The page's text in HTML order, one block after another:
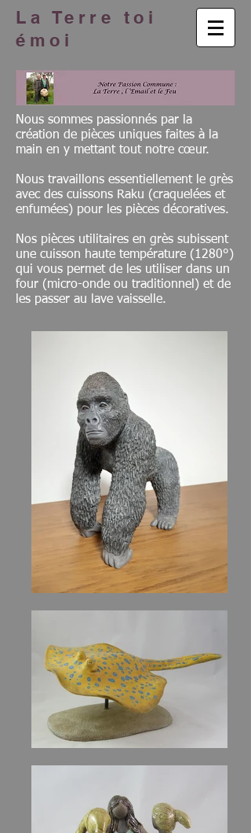
La Terre toi
émoi
Nous sommes passionnés par la
création de pièces uniques faites à la
main en y mettant tout notre cœur.
Nous travaillons essentiellement le grès
avec des cuissons Raku (craquelées et
enfumées) pour les pièces décoratives.
Nos pièces utilitaires en grès subissent
une cuisson haute température (1280°)
qui vous permet de les utiliser dans un
four (micro-onde ou traditionnel) et de
les passer au lave vaisselle.